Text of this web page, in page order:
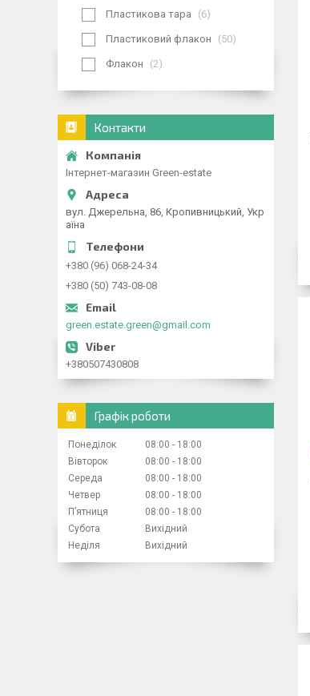
Пластикова тара 6
Пластиковий флакон 50
Флакон 2
Контакти
Інтернет-магазин Green-estate
вул. Джерельна, 86, Кропивницький, Укр
аїна
+380 (96) 068-24-34
+380 (50) 743-08-08
green.estate.green@gmail.com
+380507430808
Графік роботи
Понеділок 08:00
18:00
Вівторок
08:00
18:00
Середа
08:00
18:00
Четвер
08:00
18:00
Пʼятниця
08:00
18:00
Субота
Вихідний
Неділя
Вихідний